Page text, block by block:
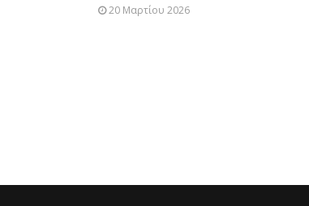
20 Μαρτίου 2026